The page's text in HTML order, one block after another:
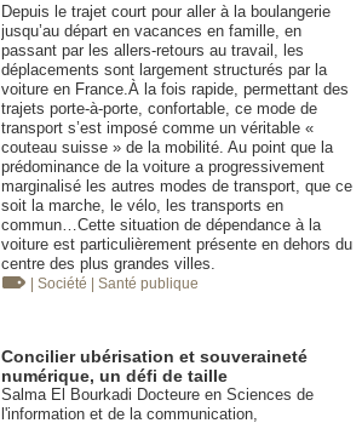
Depuis le trajet court pour aller à la boulangerie
jusqu’au départ en vacances en famille, en
passant par les allers-retours au travail, les
déplacements sont largement structurés par la
voiture en France.À la fois rapide, permettant des
trajets porte-à-porte, confortable, ce mode de
transport s’est imposé comme un véritable «
couteau suisse » de la mobilité. Au point que la
prédominance de la voiture a progressivement
marginalisé les autres modes de transport, que ce
soit la marche, le vélo, les transports en
commun…Cette situation de dépendance à la
voiture est particulièrement présente en dehors du
centre des plus grandes villes.
| Société | Santé publique
Concilier ubérisation et souveraineté
numérique, un défi de taille
Salma El Bourkadi Docteure en Sciences de
l'information et de la communication,